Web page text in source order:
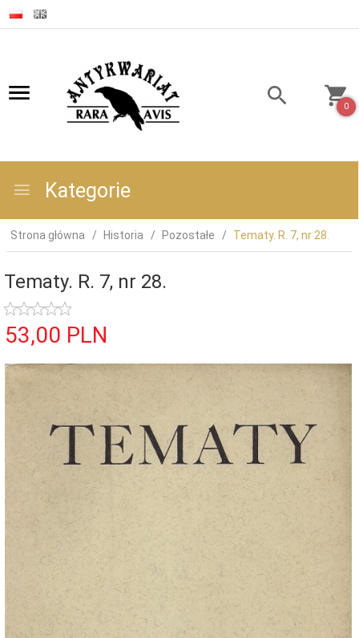
0
Kategorie
Strona główna Historia Pozostałe Tematy. R. 7, nr 28.
Tematy. R. 7, nr 28.
53,00 PLN